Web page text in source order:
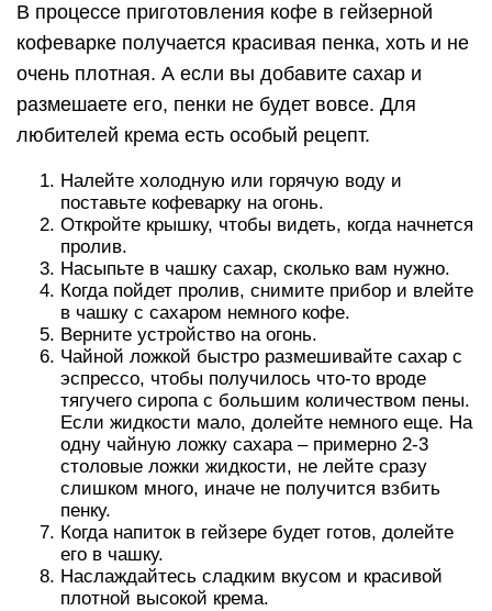
В процессе приготовления кофе в гейзерной
кофеварке получается красивая пенка, хоть и не
очень плотная. А если вы добавите сахар и
размешаете его, пенки не будет вовсе. Для
любителей крема есть особый рецепт.
Налейте холодную или горячую воду и
поставьте кофеварку на огонь.
Откройте крышку, чтобы видеть, когда начнется
пролив.
Насыпьте в чашку сахар, сколько вам нужно.
Когда пойдет пролив, снимите прибор и влейте
в чашку с сахаром немного кофе.
Верните устройство на огонь.
Чайной ложкой быстро размешивайте сахар с
эспрессо, чтобы получилось что-то вроде
тягучего сиропа с большим количеством пены.
Если жидкости мало, долейте немного еще. На
одну чайную ложку сахара – примерно 2-3
столовые ложки жидкости, не лейте сразу
слишком много, иначе не получится взбить
пенку.
Когда напиток в гейзере будет готов, долейте
его в чашку.
Наслаждайтесь сладким вкусом и красивой
плотной высокой крема.